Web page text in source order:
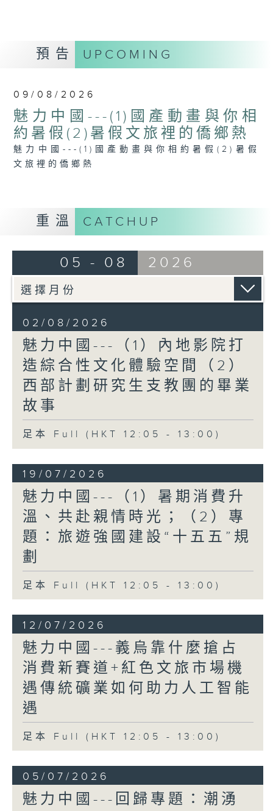
預告 UPCOMING
09/08/2026
魅力中國---(1)國產動畫與你相
約暑假(2)暑假文旅裡的僑鄉熱
魅力中國---(1)國產動畫與你相約暑假(2)暑假
文旅裡的僑鄉熱
重溫 CATCHUP
05 - 08 2026
02/08/2026
魅力中國---（1）內地影院打
造綜合性文化體驗空間（2）
西部計劃研究生支教團的畢業
故事
足本 Full (HKT 12:05 - 13:00)
19/07/2026
魅力中國---（1）暑期消費升
溫、共赴親情時光；（2）專
題：旅遊強國建設“十五五”規
劃
足本 Full (HKT 12:05 - 13:00)
12/07/2026
魅力中國---義烏靠什麼搶占
消費新賽道+紅色文旅市場機
遇傳統礦業如何助力人工智能
遇
足本 Full (HKT 12:05 - 13:00)
05/07/2026
魅力中國---回歸專題：潮湧